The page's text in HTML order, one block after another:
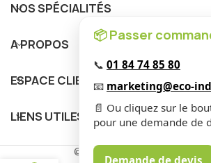
📦 Passer
📞 01 84 74 85 80
📧 marketing@eco-
📄 Ou cliquez sur le
pour une demande de
Demande de devis
NOS SPÉCIALITÉS
A PROPOS
ESPACE CLIENT
LIENS UTILES
© 2025 EIDF. Tous Droits